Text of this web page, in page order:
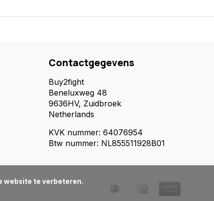
Contactgegevens
Buy2fight
Beneluxweg 48
9636HV, Zuidbroek
Netherlands
KVK nummer: 64076954
Btw nummer: NL855511928B01